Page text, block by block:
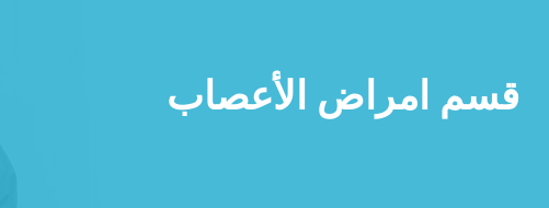
قسم امراض الأعصاب